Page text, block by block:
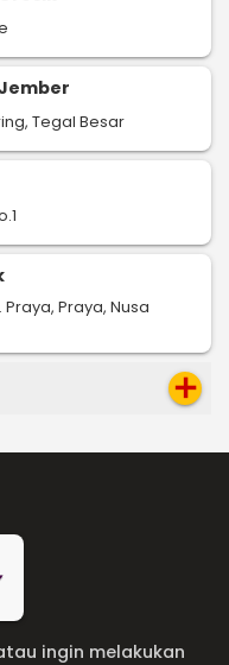
Tegal Besar
Praya, Praya, Nusa
add
ingin melakukan